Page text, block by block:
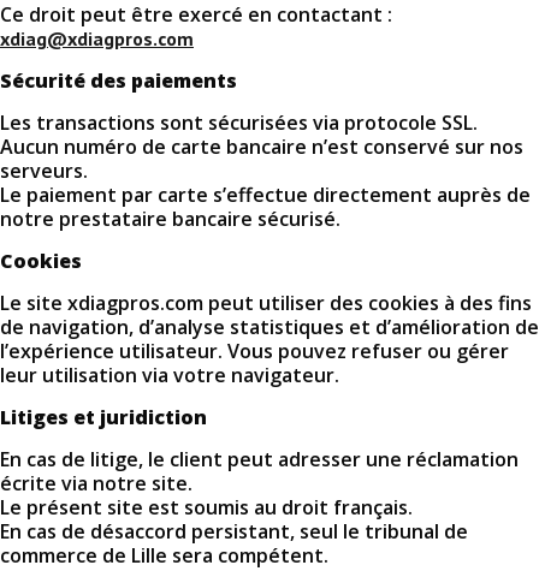
Ce droit peut être exercé en contactant :
xdiag@xdiagpros.com
Sécurité des paiements
Les transactions sont sécurisées via protocole SSL.
Aucun numéro de carte bancaire n’est conservé sur nos
serveurs.
Le paiement par carte s’effectue directement auprès de
notre prestataire bancaire sécurisé.
Cookies
Le site xdiagpros.com peut utiliser des cookies à des fins
de navigation, d’analyse statistiques et d’amélioration de
l’expérience utilisateur. Vous pouvez refuser ou gérer
leur utilisation via votre navigateur.
Litiges et juridiction
En cas de litige, le client peut adresser une réclamation
écrite via notre site.
Le présent site est soumis au droit français.
En cas de désaccord persistant, seul le tribunal de
commerce de Lille sera compétent.